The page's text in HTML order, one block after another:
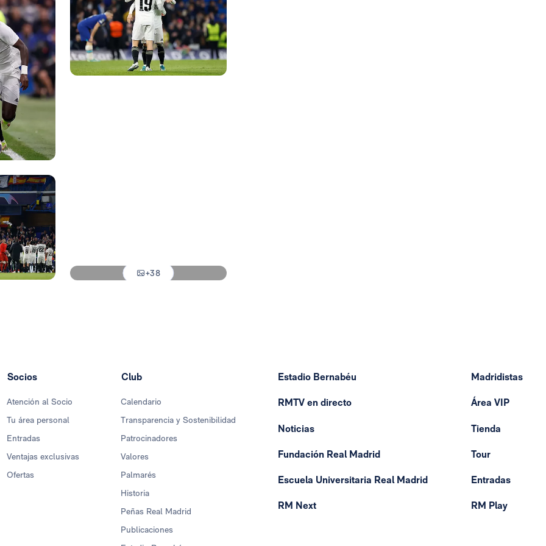
+38
Socios
Atención al Socio
Tu área personal
Entradas
Ventajas exclusivas
Ofertas
Club
Calendario
Transparencia y Sostenibilidad
Patrocinadores
Valores
Palmarés
Historia
Peñas Real Madrid
Publicaciones
Estadio Bernabéu
RMTV en directo
Noticias
Fundación Real Madrid
Escuela Universitaria Real Madrid
RM Next
Madridistas
Área VIP
Tienda
Tour
Entradas
RM Play